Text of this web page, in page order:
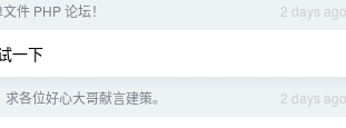
2 days ago
件 PHP 论坛！
一下
2 days ago
各位好心大哥献言建策。